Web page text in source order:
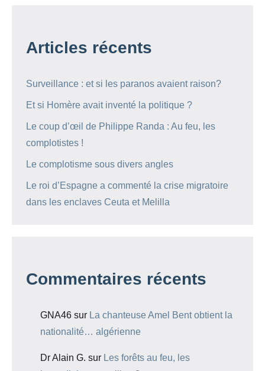
Articles récents
Surveillance : et si les paranos avaient raison?
Et si Homère avait inventé la politique ?
Le coup d’œil de Philippe Randa : Au feu, les
complotistes !
Le complotisme sous divers angles
Le roi d’Espagne a commenté la crise migratoire
dans les enclaves Ceuta et Melilla
Commentaires récents
GNA46 sur La chanteuse Amel Bent obtient la
nationalité… algérienne
Dr Alain G. sur Les forêts au feu, les